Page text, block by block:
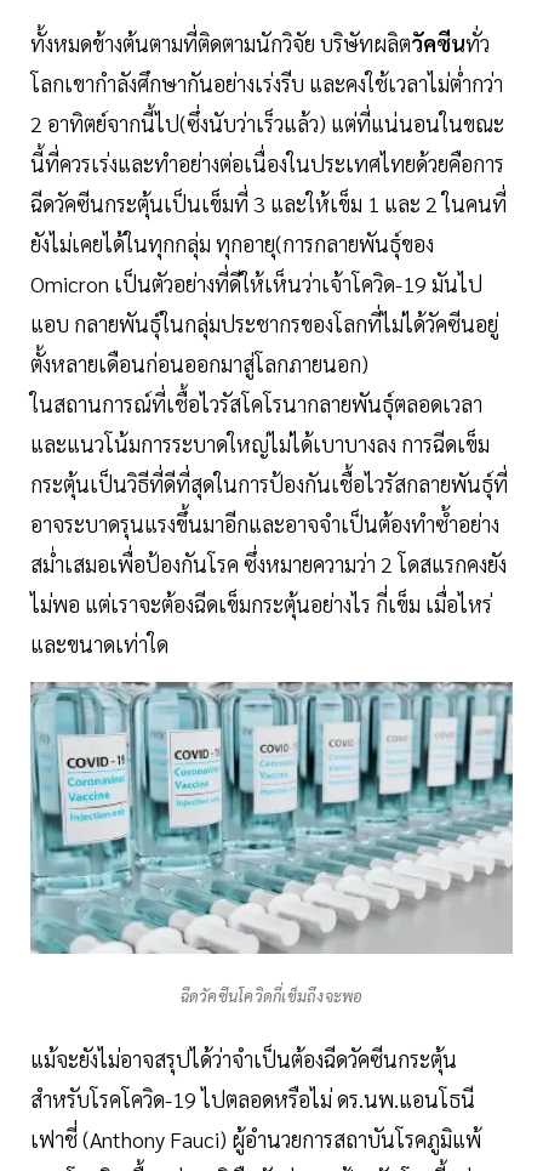
ทั้งหมดข้างต้นตามที่ติดตามนักวิจัย บริษัทผลิตวัคซีนทั่ว
โลกเขากำลังศึกษากันอย่างเร่งรีบ และคงใช้เวลาไม่ต่ำกว่า
2 อาทิตย์จากนี้ไป(ซึ่งนับว่าเร็วแล้ว) แต่ที่แน่นอนในขณะ
นี้ที่ควรเร่งและทำอย่างต่อเนื่องในประเทศไทยด้วยคือการ
ฉีดวัคซีนกระตุ้นเป็นเข็มที่ 3 และให้เข็ม 1 และ 2 ในคนที่
ยังไม่เคยได้ในทุกกลุ่ม ทุกอายุ(การกลายพันธุ์ของ
Omicron เป็นตัวอย่างที่ดีให้เห็นว่าเจ้าโควิด-19 มันไป
แอบ กลายพันธุ์ในกลุ่มประชากรของโลกที่ไม่ได้วัคซีนอยู่
ตั้งหลายเดือนก่อนออกมาสู่โลกภายนอก)
ในสถานการณ์ที่เชื้อไวรัสโคโรนากลายพันธุ์ตลอดเวลา
และแนวโน้มการระบาดใหญ่ไม่ได้เบาบางลง การฉีดเข็ม
กระตุ้นเป็นวิธีที่ดีที่สุดในการป้องกันเชื้อไวรัสกลายพันธุ์ที่
อาจระบาดรุนแรงขึ้นมาอีกและอาจจำเป็นต้องทำซ้ำอย่าง
สม่ำเสมอเพื่อป้องกันโรค ซึ่งหมายความว่า 2 โดสแรกคงยัง
ไม่พอ แต่เราจะต้องฉีดเข็มกระตุ้นอย่างไร กี่เข็ม เมื่อไหร่
และขนาดเท่าใด
ฉีดวัคซีนโควิดกี่เข็มถึงจะพอ
แม้จะยังไม่อาจสรุปได้ว่าจำเป็นต้องฉีดวัคซีนกระตุ้น
สำหรับโรคโควิด-19 ไปตลอดหรือไม่ ดร.นพ.แอนโธนี
เฟาชี่ (Anthony Fauci) ผู้อำนวยการสถาบันโรคภูมิแพ้